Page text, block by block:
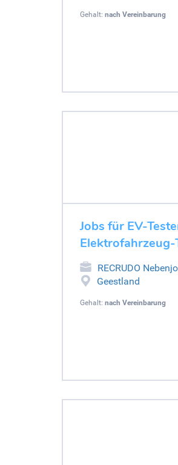
Gehalt: nach Vereinbarung
Jobs für EV-
RECRUDO
Geestland
Gehalt: nach Vereinbarung